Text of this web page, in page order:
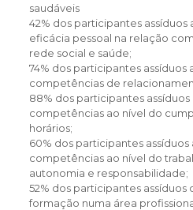
saudáveis
42% dos participantes assíduos
eficácia pessoal na relação
rede social e saúde;
74% dos participantes assíduos
competências de
88% dos participantes assíduos
competências ao nível do
horários;
60% dos participantes
competências ao nível do
autonomia e responsabilidade;
52% dos participantes
formação numa área